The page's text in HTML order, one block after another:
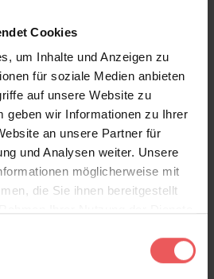
Cookies
um Inhalte und Anzeigen zu
für soziale Medien anbieten
auf unsere Website zu
geben wir Informationen zu Ihrer
an unsere Partner für
und Analysen weiter. Unsere
möglicherweise mit
die Sie ihnen bereitgestellt